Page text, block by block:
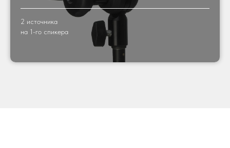
2 источника
на 1-го спикера